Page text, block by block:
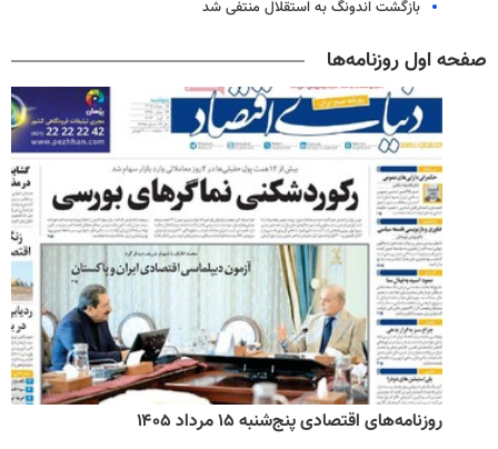
بازگشت اندونگ به استقلال منتفی شد
صفحه اول روزنامه‌ها
روزنامه‌های اقتصادی پنج‌شنبه ۱۵ مرداد ۱۴۰۵